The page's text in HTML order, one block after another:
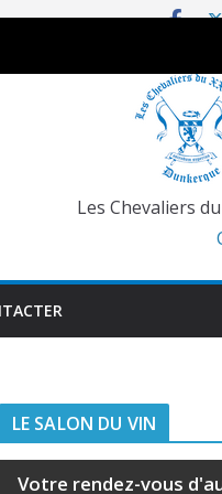
Les Chevaliers du
LE SALON DU VIN
Votre rendez-vous